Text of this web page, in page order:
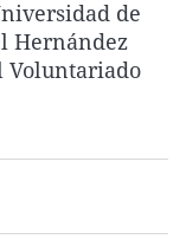
rosa de los vientos
viajera
de
Hernández
Voluntariado